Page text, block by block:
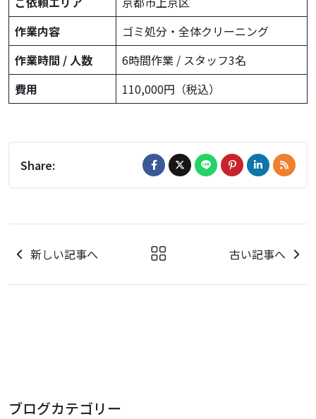
作業内容
ゴミ処分・全体クリーニング
作業時間 / 人数
6時間作業 / スタッフ3名
費用
110,000円（税込）
Share:
新しい記事へ 古い記事へ
ブログカテゴリー